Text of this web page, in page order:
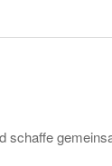
schaffe